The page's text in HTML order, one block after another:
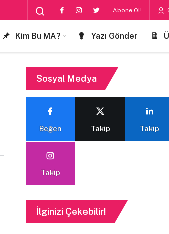
Abone Ol!
Kim Bu MA? Yazı Gönder
Sosyal Medya
Beğen Takip Takip
Takip
İlginizi Çekebilir!